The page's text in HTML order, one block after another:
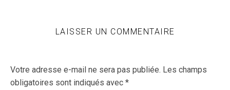
LAISSER UN COMMENTAIRE
Votre adresse e-mail ne sera pas publiée. Les champs
obligatoires sont indiqués avec *